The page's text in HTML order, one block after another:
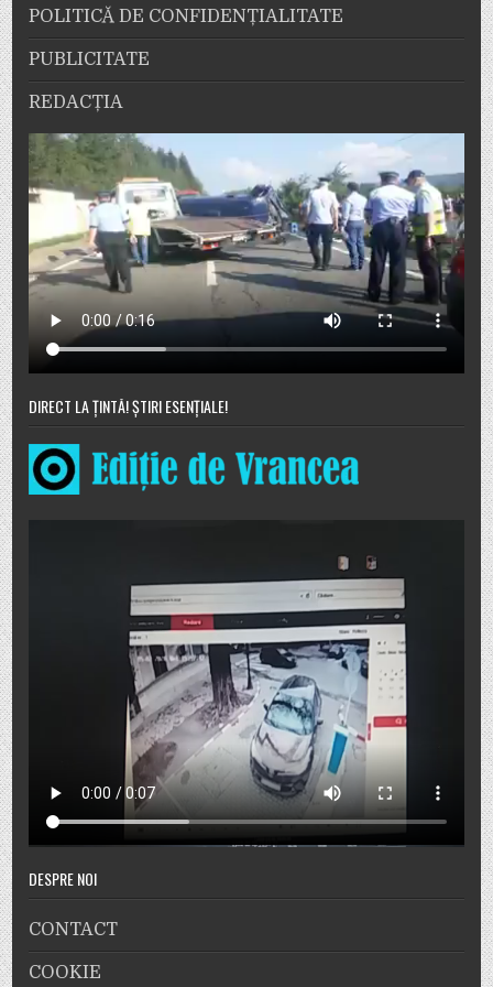
POLITICĂ DE CONFIDENȚIALITATE
PUBLICITATE
REDACȚIA
DIRECT LA ȚINTĂ! ȘTIRI ESENȚIALE!
DESPRE NOI
CONTACT
COOKIE